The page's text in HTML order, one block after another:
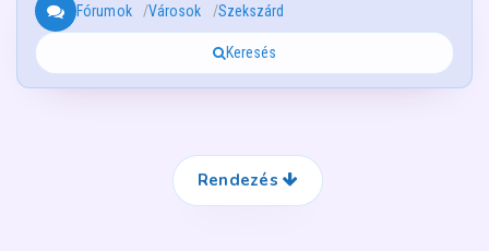
Fórumok Városok Szekszárd
Keresés
Rendezés